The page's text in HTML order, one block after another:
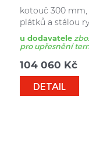
kotouč 300
plátků a stálou
u dodavatele
pro upřesnění
104 060 Kč
DETAIL